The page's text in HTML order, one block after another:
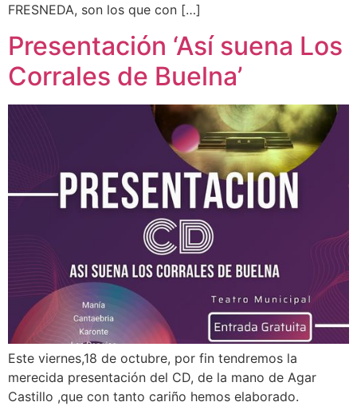
FRESNEDA, son los que con […]
Presentación ‘Así suena Los
Corrales de Buelna’
Este viernes,18 de octubre, por fin tendremos la
merecida presentación del CD, de la mano de Agar
Castillo ,que con tanto cariño hemos elaborado.